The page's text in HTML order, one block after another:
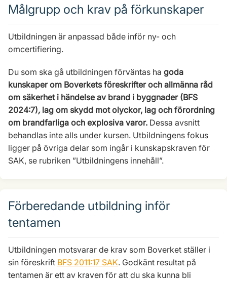
Målgrupp och krav på förkunskaper
Utbildningen är anpassad både inför ny- och
omcertifiering.
Du som ska gå utbildningen förväntas ha goda
kunskaper om Boverkets föreskrifter och allmänna råd
om säkerhet i händelse av brand i byggnader (BFS
2024:7), lag om skydd mot olyckor, lag och förordning
om brandfarliga och explosiva varor. Dessa avsnitt
behandlas inte alls under kursen. Utbildningens fokus
ligger på övriga delar som ingår i kunskapskraven för
SAK, se rubriken ”Utbildningens innehåll”.
Förberedande utbildning inför
tentamen
Utbildningen motsvarar de krav som Boverket ställer i
sin föreskrift BFS 2011:17 SAK. Godkänt resultat på
tentamen är ett av kraven för att du ska kunna bli